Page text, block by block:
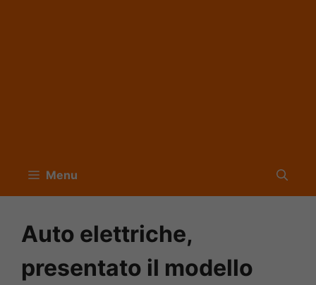
Menu
Auto elettriche,
presentato il modello